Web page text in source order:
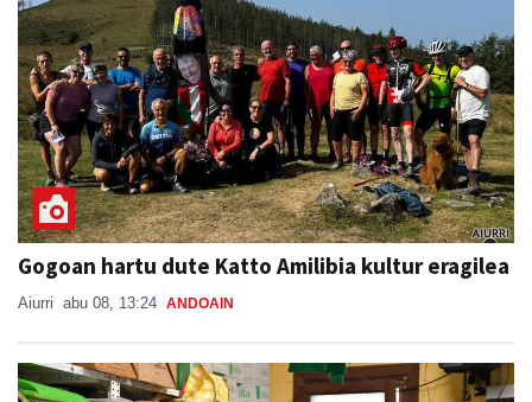
Gogoan hartu dute Katto Amilibia kultur eragilea
Aiurri abu 08, 13:24 ANDOAIN